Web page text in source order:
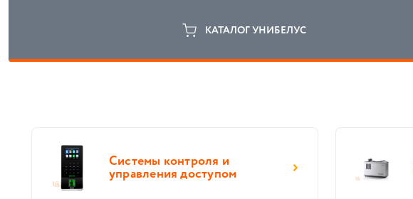
КАТАЛОГ УНИБЕЛУС
Системы контроля и
управления доступом